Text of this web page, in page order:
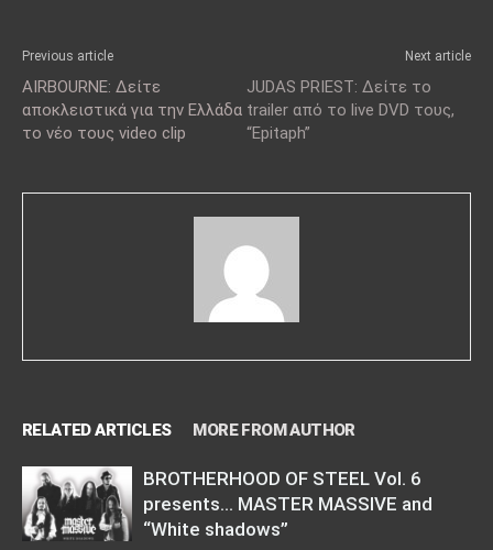
Previous article
AIRBOURNE: Δείτε
αποκλειστικά για την Ελλάδα
το νέο τους video clip
Next article
JUDAS PRIEST: Δείτε το
trailer από το live DVD τους,
“Epitaph”
RELATED ARTICLES MORE FROM AUTHOR
BROTHERHOOD OF STEEL Vol. 6
presents… MASTER MASSIVE and
“White shadows”